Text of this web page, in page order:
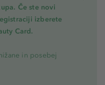
Če ste novi
izberete
Card.
in posebej